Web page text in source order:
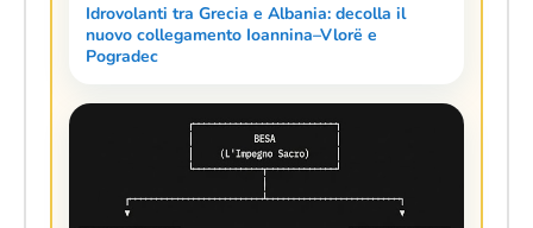
Idrovolanti tra Grecia e Albania: decolla il
nuovo collegamento Ioannina–Vlorë e
Pogradec